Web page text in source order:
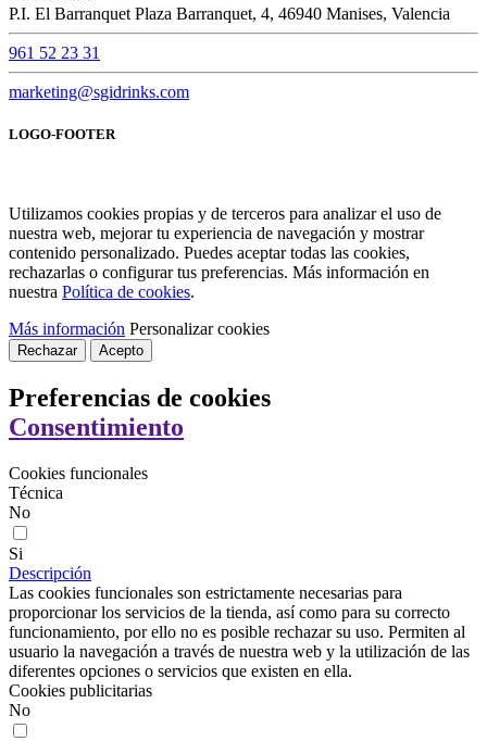
P.I. El Barranquet Plaza Barranquet, 4, 46940 Manises, Valencia
961 52 23 31
marketing@sgidrinks.com
LOGO-FOOTER
Utilizamos cookies propias y de terceros para analizar el uso de
nuestra web, mejorar tu experiencia de navegación y mostrar
contenido personalizado. Puedes aceptar todas las cookies,
rechazarlas o configurar tus preferencias. Más información en
nuestra Política de cookies.
Más información Personalizar cookies
Rechazar Acepto
Preferencias de cookies
Consentimiento
Cookies funcionales
Técnica
No
Si
Descripción
Las cookies funcionales son estrictamente necesarias para
proporcionar los servicios de la tienda, así como para su correcto
funcionamiento, por ello no es posible rechazar su uso. Permiten al
usuario la navegación a través de nuestra web y la utilización de las
diferentes opciones o servicios que existen en ella.
Cookies publicitarias
No